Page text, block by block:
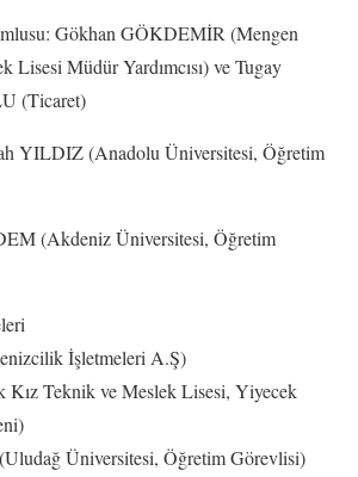
Gökhan GÖKDEMİR (Mengen
Lisesi Müdür Yardımcısı) ve Tugay
(Ticaret)
YILDIZ (Anadolu Üniversitesi, Öğretim
(Akdeniz Üniversitesi, Öğretim
İşletmeleri A.Ş)
Teknik ve Meslek Lisesi, Yiyecek
Üniversitesi, Öğretim Görevlisi)